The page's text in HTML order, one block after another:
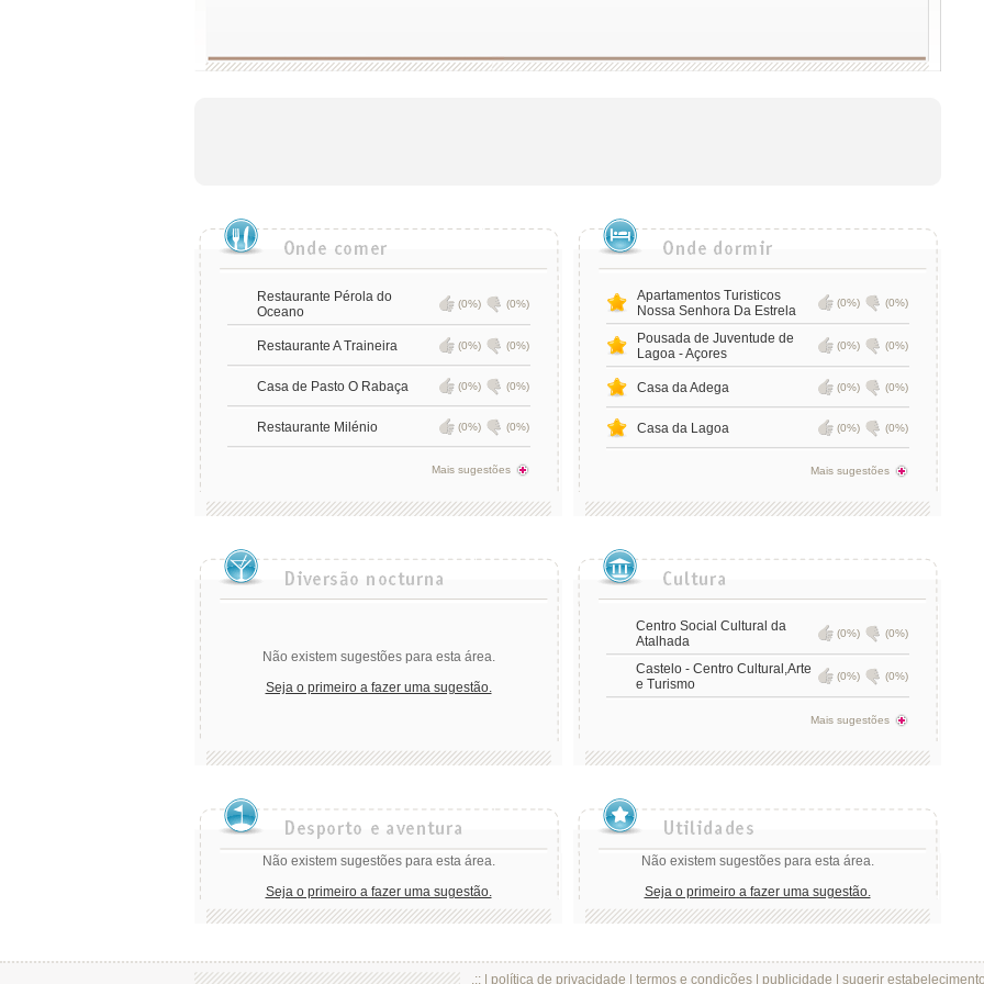
Restaurante Pérola do
Oceano
(0%) (0%)
Restaurante A Traineira (0%) (0%)
Casa de Pasto O Rabaça (0%) (0%)
Restaurante Milénio (0%) (0%)
Mais sugestões
Apartamentos Turisticos
Nossa Senhora Da Estrela
(0%) (0%)
Pousada de Juventude de
Lagoa - Açores
(0%) (0%)
Casa da Adega (0%) (0%)
Casa da Lagoa (0%) (0%)
Mais sugestões
Não existem sugestões para esta área.
Seja o primeiro a fazer uma sugestão.
Centro Social Cultural da
Atalhada
(0%) (0%)
Castelo - Centro Cultural,Arte
e Turismo
(0%) (0%)
Mais sugestões
Não existem sugestões para esta área.
Seja o primeiro a fazer uma sugestão.
Não existem sugestões para esta área.
Seja o primeiro a fazer uma sugestão.
.:: | política de privacidade termos e condições| publicidade sugerir estabelecimento